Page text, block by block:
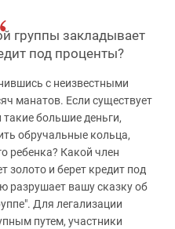
группы закладывает
под проценты?
с неизвестными
манатов. Если существует
большие деньги,
обручальные кольца,
ребенка? Какой член
золото и берет кредит под
разрушает вашу сказку об
Для легализации
путем, участники